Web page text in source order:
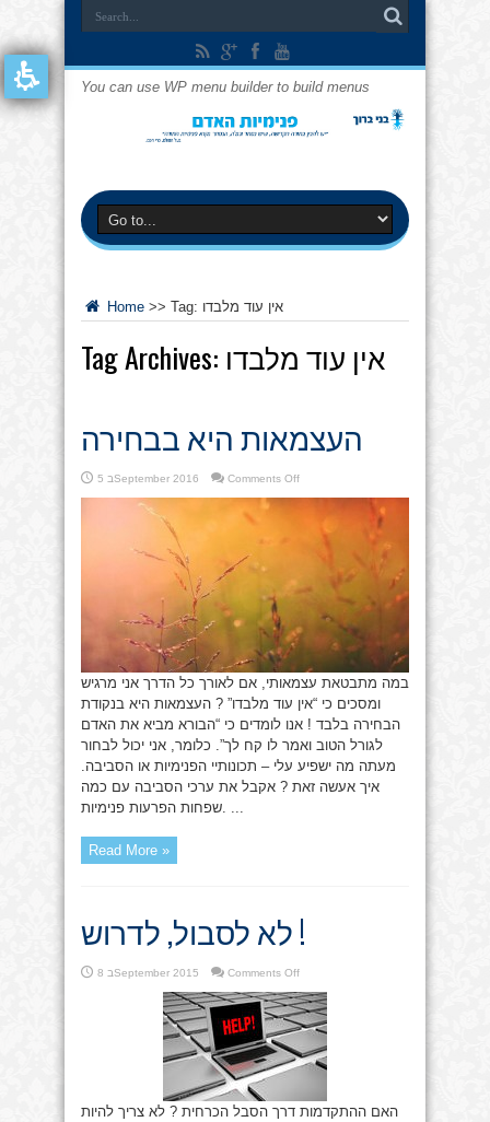
You can use WP menu builder to build menus
Home >> Tag: אין עוד מלבדו
Tag Archives: אין עוד מלבדו
העצמאות היא בבחירה
5 בSeptember 2016 Comments Offon
היא
במה מתבטאת עצמאותי, אם לאורך כל הדרך אני מרגיש
ומסכים כי “אין עוד מלבדו” ? העצמאות היא בנקודת
הבחירה בלבד ! אנו לומדים כי “הבורא מביא את האדם
לגורל הטוב ואמר לו קח לך”. כלומר, אני יכול לבחור
מעתה מה ישפיע עלי – תכונותיי הפנימיות או הסביבה.
איך אעשה זאת ? אקבל את ערכי הסביבה עם כמה
שפחות הפרעות פנימיות. ...
Read More »
לא לסבול, לדרוש !
8 בSeptember 2015 Comments Offon
לסבול,
לדרוש
האם ההתקדמות דרך הסבל הכרחית ? לא צריך להיות